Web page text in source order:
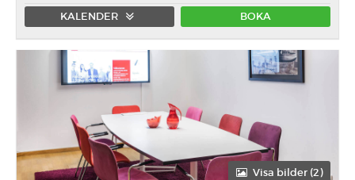
KALENDER BOKA
Förmiddag Heldag
Visa bilder (2)